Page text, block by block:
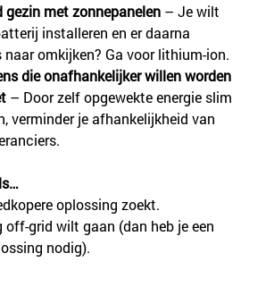
gezin met zonnepanelen – Je wilt
installeren en er daarna
naar omkijken? Ga voor lithium-ion.
die onafhankelijker willen worden
– Door zelf opgewekte energie slim
verminder je afhankelijkheid van
oplossing zoekt.
off-grid wilt gaan (dan heb je een
nodig).